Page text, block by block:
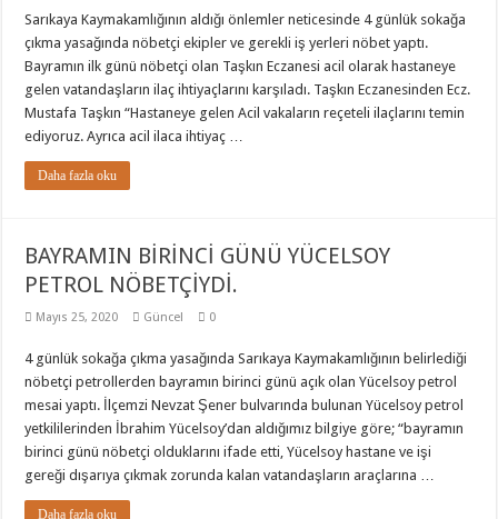
Sarıkaya Kaymakamlığının aldığı önlemler neticesinde 4 günlük sokağa
çıkma yasağında nöbetçi ekipler ve gerekli iş yerleri nöbet yaptı.
Bayramın ilk günü nöbetçi olan Taşkın Eczanesi acil olarak hastaneye
gelen vatandaşların ilaç ihtiyaçlarını karşıladı. Taşkın Eczanesinden Ecz.
Mustafa Taşkın “Hastaneye gelen Acil vakaların reçeteli ilaçlarını temin
ediyoruz. Ayrıca acil ilaca ihtiyaç …
Daha fazla oku
BAYRAMIN BİRİNCİ GÜNÜ YÜCELSOY
PETROL NÖBETÇİYDİ.
Mayıs 25, 2020 Güncel 0
4 günlük sokağa çıkma yasağında Sarıkaya Kaymakamlığının belirlediği
nöbetçi petrollerden bayramın birinci günü açık olan Yücelsoy petrol
mesai yaptı. İlçemzi Nevzat Şener bulvarında bulunan Yücelsoy petrol
yetkililerinden İbrahim Yücelsoy’dan aldığımız bilgiye göre; “bayramın
birinci günü nöbetçi olduklarını ifade etti, Yücelsoy hastane ve işi
gereği dışarıya çıkmak zorunda kalan vatandaşların araçlarına …
Daha fazla oku